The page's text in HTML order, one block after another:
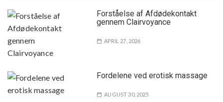
Forståelse af Afdødekontakt
gennem Clairvoyance
APRIL 27, 2026
Fordelene ved erotisk massage
AUGUST 30, 2025